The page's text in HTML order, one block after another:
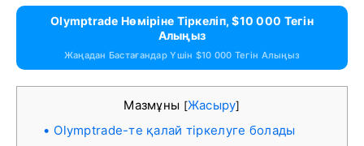
Olymptrade Нөміріне Тіркеліп, $10 000 Тегін
Алыңыз
Жаңадан Бастағандар Үшін $10 000 Тегін Алыңыз
Мазмұны [Жасыру]
Olymptrade-те қалай тіркелуге болады